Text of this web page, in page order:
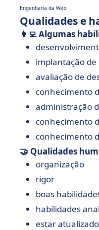
Engenharia da Web
Qualidades e
👩‍💻 Algumas
implantação
avaliação de
conhecimento
administração
conhecimento
conhecimento
🤝 Qualidades
organização
rigor
boas
habilidades
estar